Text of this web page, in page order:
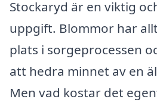
Stockaryd är en viktig
uppgift. Blommor har
plats i sorgeprocessen
att hedra minnet av en
Men vad kostar det